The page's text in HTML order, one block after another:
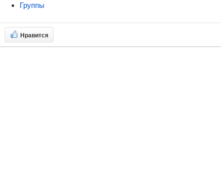
Группы
Нравится